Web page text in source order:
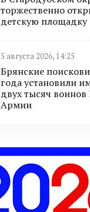
торжественно
детскую площадку
5 августа 2026, 14:25
Брянские
года установили
двух тысяч
Армии